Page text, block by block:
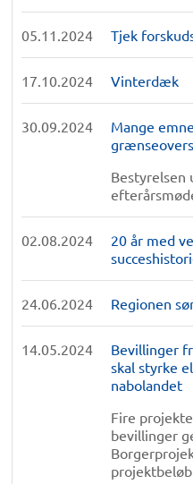
05.11.2024 Tjek
17.10.2024 Vinterdæk
30.09.2024
Mange
Bestyrelsen
02.08.2024
20 år med
24.06.2024 Regionen
14.05.2024
Bevillinger
skal styrke
nabolandet
Fire
bevillinger
projektbeløb